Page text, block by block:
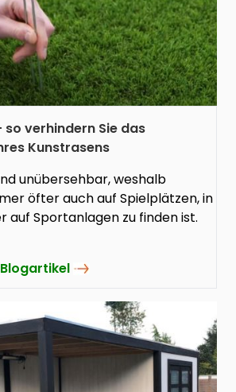
so verhindern Sie das
Kunstrasens
unübersehbar, weshalb
öfter auch auf Spielplätzen, in
auf Sportanlagen zu finden ist.